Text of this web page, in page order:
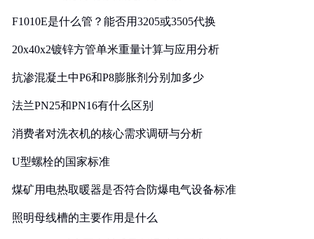
F1010E是什么管？能否用3205或3505代换
20x40x2镀锌方管单米重量计算与应用分析
抗渗混凝土中P6和P8膨胀剂分别加多少
法兰PN25和PN16有什么区别
消费者对洗衣机的核心需求调研与分析
U型螺栓的国家标准
煤矿用电热取暖器是否符合防爆电气设备标准
照明母线槽的主要作用是什么